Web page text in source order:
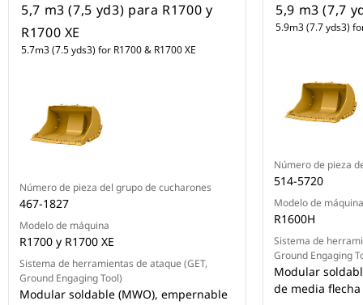
5,7 m3 (7,5 yd3) para R1700 y
R1700 XE
5.7m3 (7.5 yds3) for R1700 & R1700 XE
Número de pieza del grupo de cucharones
467-1827
Modelo de máquina
R1700 y R1700 XE
Sistema de herramientas de ataque (GET,
Ground Engaging Tool)
Modular soldable (MWO), empernable
5,9 m3 (7,7
5.9m3 (7.7 yds3)
Número de pieza
514-5720
Modelo de máquina
R1600H
Sistema de
Ground Engaging
Modular
de media flecha